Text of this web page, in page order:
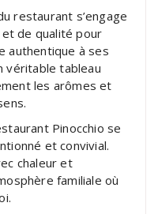
restaurant s’engage
de qualité pour
authentique à ses
véritable tableau
les arômes et
Pinocchio se
et convivial.
chaleur et
familiale où